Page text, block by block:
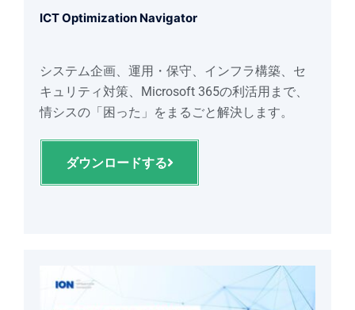
ICT Optimization Navigator
システム企画、運用・保守、インフラ構築、セ
キュリティ対策、Microsoft 365の利活用まで、
情シスの「困った」をまるごと解決します。
ダウンロードする